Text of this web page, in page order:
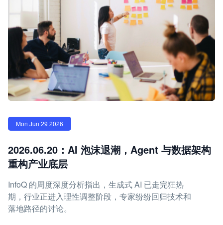
Mon Jun 29 2026
2026.06.20：AI 泡沫退潮，Agent 与数据架构
重构产业底层
InfoQ 的周度深度分析指出，生成式 AI 已走完狂热
期，行业正进入理性调整阶段，专家纷纷回归技术和
落地路径的讨论。